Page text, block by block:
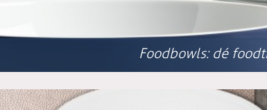
Foodbowls: dé